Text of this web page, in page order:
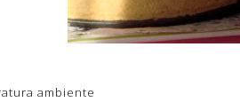
ambiente